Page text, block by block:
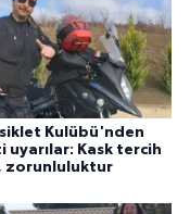
Kulübü'nden
uyarılar: Kask tercih
zorunluluktur